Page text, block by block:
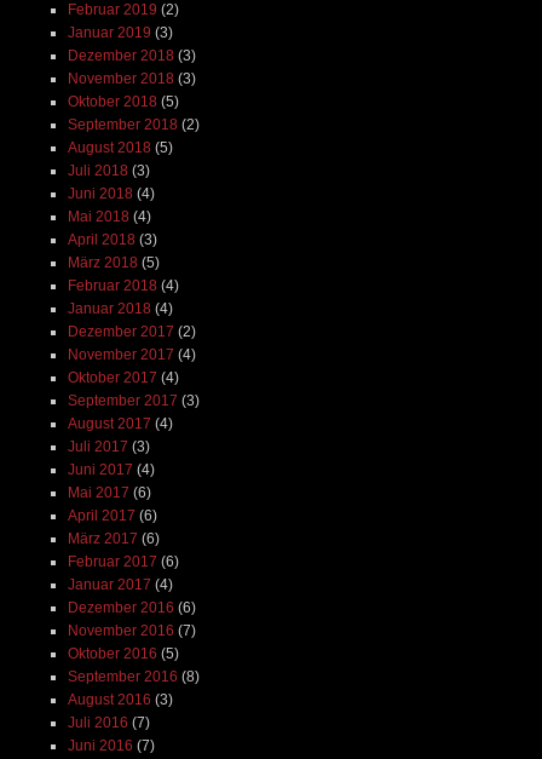
Februar 2019 (2)
Januar 2019 (3)
Dezember 2018 (3)
November 2018 (3)
Oktober 2018 (5)
September 2018 (2)
August 2018 (5)
Juli 2018 (3)
Juni 2018 (4)
Mai 2018 (4)
April 2018 (3)
März 2018 (5)
Februar 2018 (4)
Januar 2018 (4)
Dezember 2017 (2)
November 2017 (4)
Oktober 2017 (4)
September 2017 (3)
August 2017 (4)
Juli 2017 (3)
Juni 2017 (4)
Mai 2017 (6)
April 2017 (6)
März 2017 (6)
Februar 2017 (6)
Januar 2017 (4)
Dezember 2016 (6)
November 2016 (7)
Oktober 2016 (5)
September 2016 (8)
August 2016 (3)
Juli 2016 (7)
Juni 2016 (7)